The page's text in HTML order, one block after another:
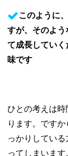
このように
すが、そのよ
て成長してい
味です
ひとの考えは
ります。です
っかりしてい
ってしまいます。